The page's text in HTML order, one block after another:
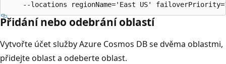
Přidání nebo odebrání oblastí
Vytvořte účet služby Azure Cosmos DB se dvěma oblastmi,
přidejte oblast a odeberte oblast.